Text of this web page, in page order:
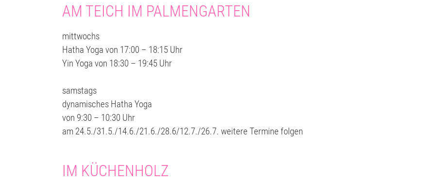
AM TEICH IM PALMENGARTEN
mittwochs
Hatha Yoga von 17:00 – 18:15 Uhr
Yin Yoga von 18:30 – 19:45 Uhr
samstags
dynamisches Hatha Yoga
von 9:30 – 10:30 Uhr
am 24.5./31.5./14.6./21.6./28.6/12.7./26.7. weitere Termine folgen
IM KÜCHENHOLZ